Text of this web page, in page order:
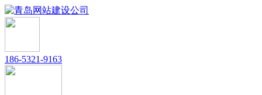
186-5321-9163